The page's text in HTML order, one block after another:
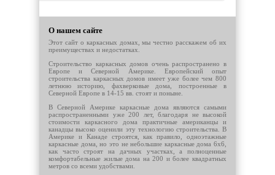
О нашем сайте
Этот сайт о каркасных домах, мы честно расскажем об их
преимуществах и недостатках.
Строительство каркасных домов очень распространено в
Европе и Северной Америке. Европейский опыт
строительства каркасных домов имеет уже более чем 800
летнюю историю, фахверковые дома, построенные в
Северной Европе в 14-15 вв. стоят и поныне.
В Северной Америке каркасные дома являются самыми
распространенными уже 200 лет, благодаря не высокой
стоимости каркасного дома практичные американцы и
канадцы высоко оценили эту технологию строительства. В
Америке и Канаде строятся, как правило, одноэтажные
каркасные дома, но это не небольшие каркасные дома 6х6,
как часто строят на дачных участках, а полноценные
комфортабельные жилые дома на 200 и более квадратных
метров со всеми удобствами.